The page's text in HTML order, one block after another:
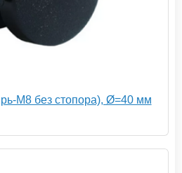
М8 без стопора), Ø=40 мм